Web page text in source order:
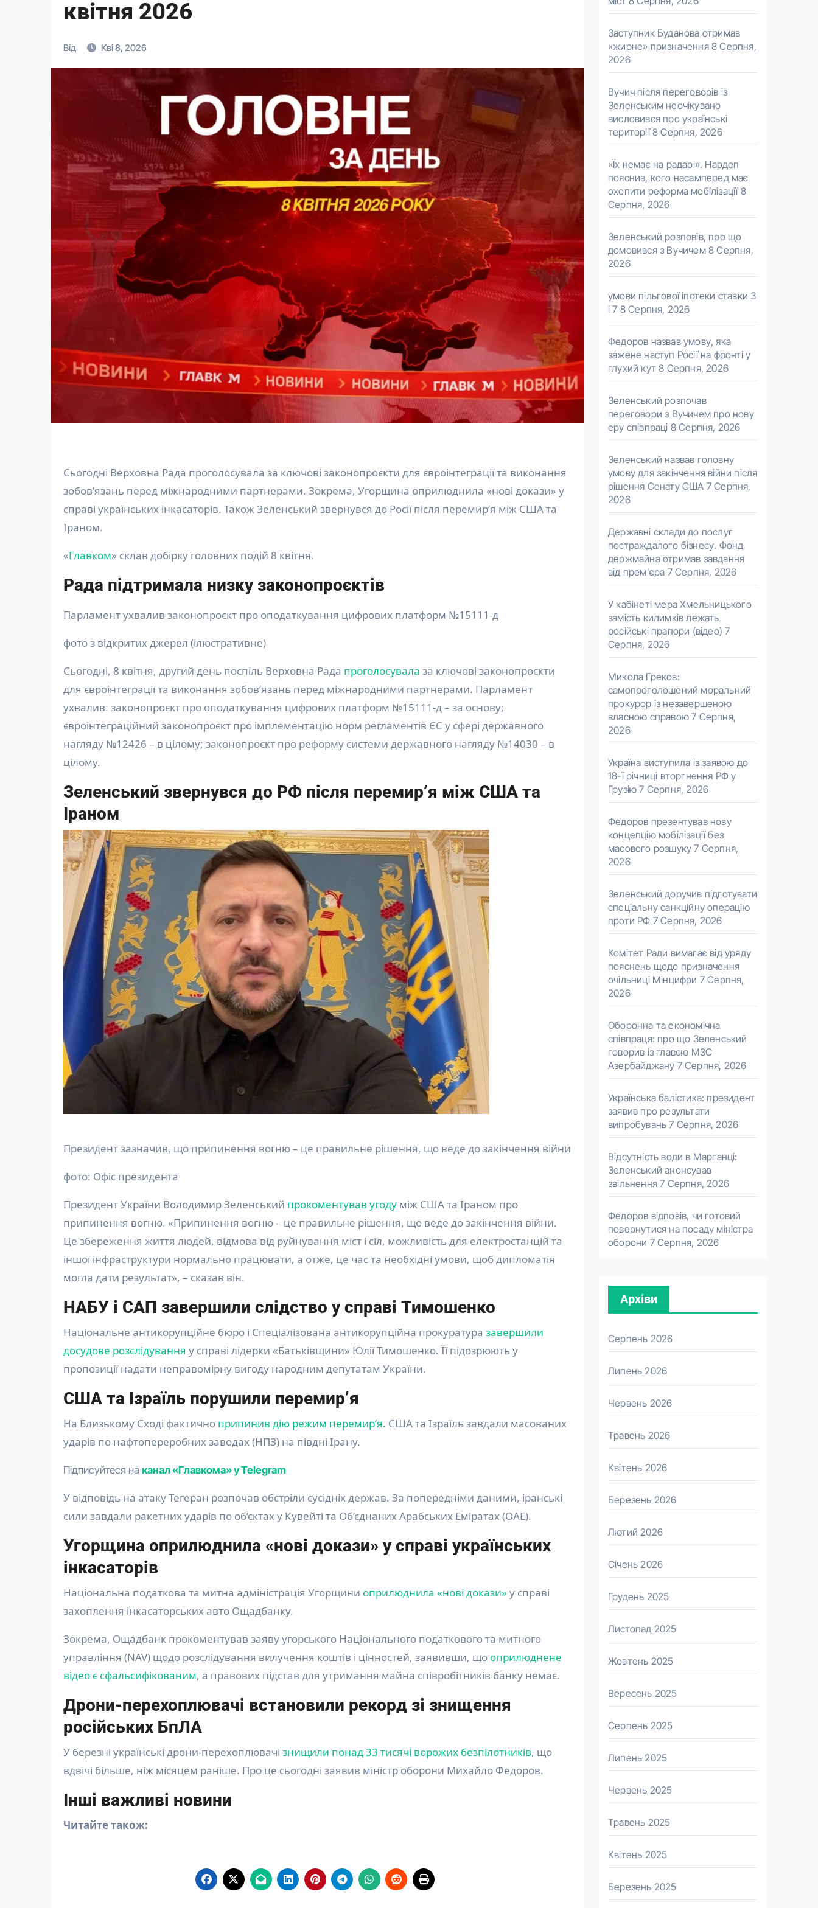
квітня 2026
Від Кві 8, 2026
Сьогодні Верховна Рада проголосувала за ключові законопроєкти для євроінтеграції та виконання
зобов’язань перед міжнародними партнерами. Зокрема, Угорщина оприлюднила «нові докази» у
справі українських інкасаторів. Також Зеленський звернувся до Росії після перемир’я між США та
Іраном.
«Главком» склав добірку головних подій 8 квітня.
Рада підтримала низку законопроєктів
Парламент ухвалив законопроєкт про оподаткування цифрових платформ №15111-д
фото з відкритих джерел (ілюстративне)
Сьогодні, 8 квітня, другий день поспіль Верховна Рада проголосувала за ключові законопроєкти
для євроінтеграції та виконання зобов’язань перед міжнародними партнерами. Парламент
ухвалив: законопроєкт про оподаткування цифрових платформ №15111-д – за основу;
євроінтеграційний законопроєкт про імплементацію норм регламентів ЄС у сфері державного
нагляду №12426 – в цілому; законопроєкт про реформу системи державного нагляду №14030 – в
цілому.
Зеленський звернувся до РФ після перемир’я між США та
Іраном
Президент зазначив, що припинення вогню – це правильне рішення, що веде до закінчення війни
фото: Офіс президента
Президент України Володимир Зеленський прокоментував угоду між США та Іраном про
припинення вогню. «Припинення вогню – це правильне рішення, що веде до закінчення війни.
Це збереження життя людей, відмова від руйнування міст і сіл, можливість для електростанцій та
іншої інфраструктури нормально працювати, а отже, це час та необхідні умови, щоб дипломатія
могла дати результат», – сказав він.
НАБУ і САП завершили слідство у справі Тимошенко
Національне антикорупційне бюро і Спеціалізована антикорупційна прокуратура завершили
досудове розслідування у справі лідерки «Батьківщини» Юлії Тимошенко. Її підозрюють у
пропозиції надати неправомірну вигоду народним депутатам України.
США та Ізраїль порушили перемир’я
На Близькому Сході фактично припинив дію режим перемир’я. США та Ізраїль завдали масованих
ударів по нафтопереробних заводах (НПЗ) на півдні Ірану.
Підписуйтеся на канал «Главкома» у Telegram
У відповідь на атаку Тегеран розпочав обстріли сусідніх держав. За попередніми даними, іранські
сили завдали ракетних ударів по об’єктах у Кувейті та Об’єднаних Арабських Еміратах (ОАЕ).
Угорщина оприлюднила «нові докази» у справі українських
інкасаторів
Національна податкова та митна адміністрація Угорщини оприлюднила «нові докази» у справі
захоплення інкасаторських авто Ощадбанку.
Зокрема, Ощадбанк прокоментував заяву угорського Національного податкового та митного
управління (NAV) щодо розслідування вилучення коштів і цінностей, заявивши, що оприлюднене
відео є сфальсифікованим, а правових підстав для утримання майна співробітників банку немає.
Дрони-перехоплювачі встановили рекорд зі знищення
російських БпЛА
У березні українські дрони-перехоплювачі знищили понад 33 тисячі ворожих безпілотників, що
вдвічі більше, ніж місяцем раніше. Про це сьогодні заявив міністр оборони Михайло Федоров.
Інші важливі новини
Читайте також:
Заступник Буданова отримав
«жирне» призначення 8 Серпня,
2026
Вучич після переговорів із
Зеленським неочікувано
висловився про українські
території 8 Серпня, 2026
«Їх немає на радарі». Нардеп
пояснив, кого насамперед має
охопити реформа мобілізації 8
Серпня, 2026
Зеленський розповів, про що
домовився з Вучичем 8 Серпня,
2026
умови пільгової іпотеки ставки 3
і 7 8 Серпня, 2026
Федоров назвав умову, яка
зажене наступ Росії на фронті у
глухий кут 8 Серпня, 2026
Зеленський розпочав
переговори з Вучичем про нову
еру співпраці 8 Серпня, 2026
Зеленський назвав головну
умову для закінчення війни після
рішення Сенату США 7 Серпня,
2026
Державні склади до послуг
постраждалого бізнесу. Фонд
держмайна отримав завдання
від прем’єра 7 Серпня, 2026
У кабінеті мера Хмельницького
замість килимків лежать
російські прапори (відео) 7
Серпня, 2026
Микола Греков:
самопроголошений моральний
прокурор із незавершеною
власною справою 7 Серпня,
2026
Україна виступила із заявою до
18-ї річниці вторгнення РФ у
Грузію 7 Серпня, 2026
Федоров презентував нову
концепцію мобілізації без
масового розшуку 7 Серпня,
2026
Зеленський доручив підготувати
спеціальну санкційну операцію
проти РФ 7 Серпня, 2026
Комітет Ради вимагає від уряду
пояснень щодо призначення
очільниці Мінцифри 7 Серпня,
2026
Оборонна та економічна
співпраця: про що Зеленський
говорив із главою МЗС
Азербайджану 7 Серпня, 2026
Українська балістика: президент
заявив про результати
випробувань 7 Серпня, 2026
Відсутність води в Марганці:
Зеленський анонсував
звільнення 7 Серпня, 2026
Федоров відповів, чи готовий
повернутися на посаду міністра
оборони 7 Серпня, 2026
Архіви
Серпень 2026
Липень 2026
Червень 2026
Травень 2026
Квітень 2026
Березень 2026
Лютий 2026
Січень 2026
Грудень 2025
Листопад 2025
Жовтень 2025
Вересень 2025
Серпень 2025
Липень 2025
Червень 2025
Травень 2025
Квітень 2025
Березень 2025